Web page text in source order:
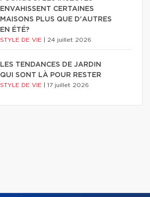
ENVAHISSENT CERTAINES
MAISONS PLUS QUE D'AUTRES
EN ÉTÉ?
STYLE DE VIE 24 juillet 2026
LES TENDANCES DE JARDIN
QUI SONT LÀ POUR RESTER
STYLE DE VIE 17 juillet 2026